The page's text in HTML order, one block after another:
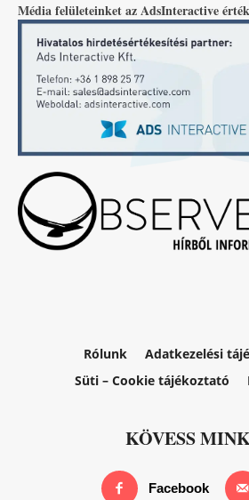
Média felületeinket az AdsInteractive
Rólunk
Adatkezelési
Süti – Cookie tájékoztató
KÖVESS
Facebook